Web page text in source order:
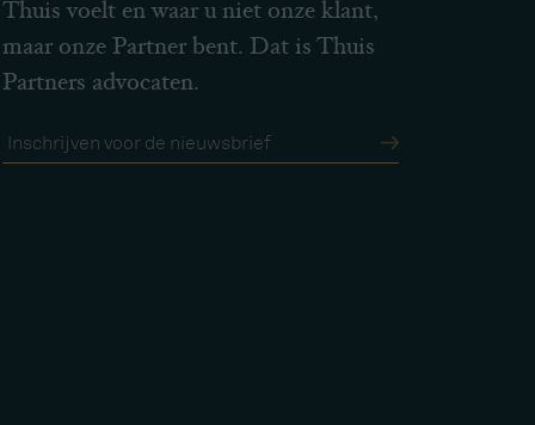
Thuis voelt en waar u niet onze klant,
maar onze Partner bent. Dat is Thuis
Partners advocaten.